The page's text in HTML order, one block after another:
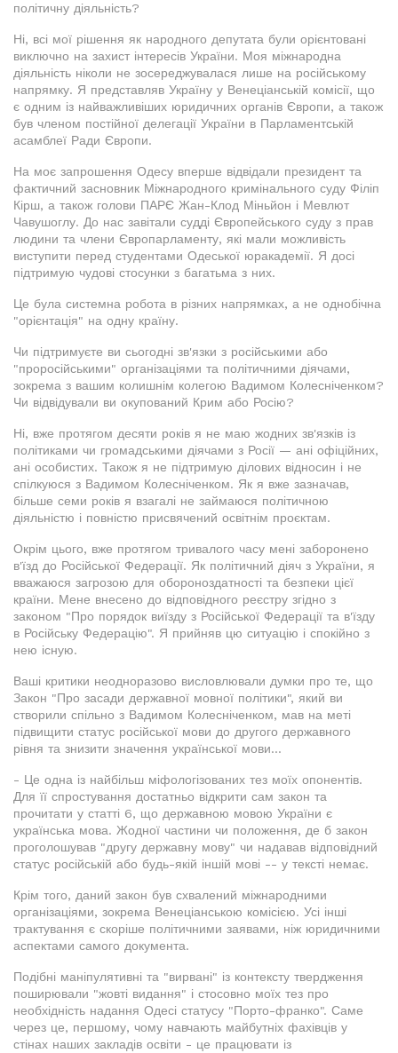
політичну діяльність?
Ні, всі мої рішення як народного депутата були орієнтовані
виключно на захист інтересів України. Моя міжнародна
діяльність ніколи не зосереджувалася лише на російському
напрямку. Я представляв Україну у Венеціанській комісії, що
є одним із найважливіших юридичних органів Європи, а також
був членом постійної делегації України в Парламентській
асамблеї Ради Європи.
На моє запрошення Одесу вперше відвідали президент та
фактичний засновник Міжнародного кримінального суду Філіп
Кірш, а також голови ПАРЄ Жан-Клод Міньйон і Мевлют
Чавушоглу. До нас завітали судді Європейського суду з прав
людини та члени Європарламенту, які мали можливість
виступити перед студентами Одеської юракадемії. Я досі
підтримую чудові стосунки з багатьма з них.
Це була системна робота в різних напрямках, а не однобічна
"орієнтація" на одну країну.
Чи підтримуєте ви сьогодні зв'язки з російськими або
"проросійськими" організаціями та політичними діячами,
зокрема з вашим колишнім колегою Вадимом Колесніченком?
Чи відвідували ви окупований Крим або Росію?
Ні, вже протягом десяти років я не маю жодних зв'язків із
політиками чи громадськими діячами з Росії — ані офіційних,
ані особистих. Також я не підтримую ділових відносин і не
спілкуюся з Вадимом Колесніченком. Як я вже зазначав,
більше семи років я взагалі не займаюся політичною
діяльністю і повністю присвячений освітнім проєктам.
Окрім цього, вже протягом тривалого часу мені заборонено
в'їзд до Російської Федерації. Як політичний діяч з України, я
вважаюся загрозою для обороноздатності та безпеки цієї
країни. Мене внесено до відповідного реєстру згідно з
законом "Про порядок виїзду з Російської Федерації та в'їзду
в Російську Федерацію". Я прийняв цю ситуацію і спокійно з
нею існую.
Ваші критики неодноразово висловлювали думки про те, що
Закон "Про засади державної мовної політики", який ви
створили спільно з Вадимом Колесніченком, мав на меті
підвищити статус російської мови до другого державного
рівня та знизити значення української мови...
- Це одна із найбільш міфологізованих тез моїх опонентів.
Для її спростування достатньо відкрити сам закон та
прочитати у статті 6, що державною мовою України є
українська мова. Жодної частини чи положення, де б закон
проголошував "другу державну мову" чи надавав відповідний
статус російській або будь-якій іншій мові -- у тексті немає.
Крім того, даний закон був схвалений міжнародними
організаціями, зокрема Венеціанською комісією. Усі інші
трактування є скоріше політичними заявами, ніж юридичними
аспектами самого документа.
Подібні маніпулятивні та "вирвані" із контексту твердження
поширювали "жовті видання" і стосовно моїх тез про
необхідність надання Одесі статусу "Порто-франко". Саме
через це, першому, чому навчають майбутніх фахівців у
стінах наших закладів освіти - це працювати із